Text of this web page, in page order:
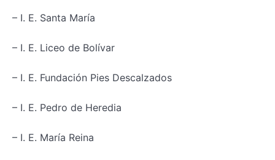
– I. E. Santa María
– I. E. Liceo de Bolívar
– I. E. Fundación Pies Descalzados
– I. E. Pedro de Heredia
– I. E. María Reina